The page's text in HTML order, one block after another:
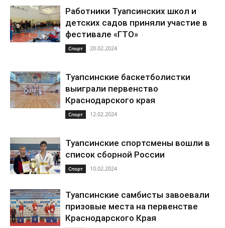
Работники Туапсинских школ и
детских садов приняли участие в
фестивале «ГТО»
Спорт 20.02.2024
Туапсинские баскетболистки
выиграли первенство
Краснодарского края
Спорт 12.02.2024
Туапсинские спортсмены вошли в
список сборной России
Спорт 10.02.2024
Туапсинские самбисты завоевали
призовые места на первенстве
Краснодарского Края